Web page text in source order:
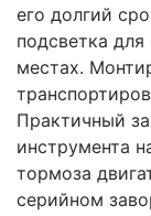
его долгий
подсветка
местах.
Практичный
инструмента
тормоза
серийном